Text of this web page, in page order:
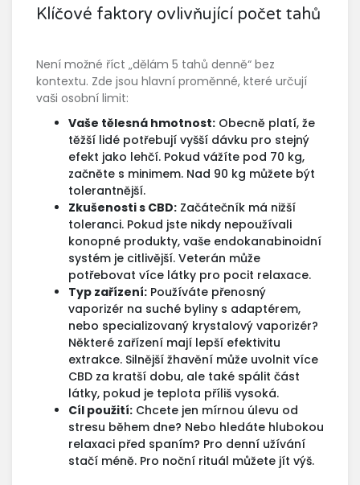
Klíčové faktory ovlivňující počet tahů
Není možné říct „dělám 5 tahů denně“ bez
kontextu. Zde jsou hlavní proměnné, které určují
vaši osobní limit:
Vaše tělesná hmotnost: Obecně platí, že
těžší lidé potřebují vyšší dávku pro stejný
efekt jako lehčí. Pokud vážíte pod 70 kg,
začněte s minimem. Nad 90 kg můžete být
tolerantnější.
Zkušenosti s CBD: Začátečník má nižší
toleranci. Pokud jste nikdy nepoužívali
konopné produkty, vaše endokanabinoidní
systém je citlivější. Veterán může
potřebovat více látky pro pocit relaxace.
Typ zařízení: Používáte přenosný
vaporizér na suché byliny s adaptérem,
nebo specializovaný krystalový vaporizér?
Některé zařízení mají lepší efektivitu
extrakce. Silnější žhavění může uvolnit více
CBD za kratší dobu, ale také spálit část
látky, pokud je teplota příliš vysoká.
Cíl použití: Chcete jen mírnou úlevu od
stresu během dne? Nebo hledáte hlubokou
relaxaci před spaním? Pro denní užívání
stačí méně. Pro noční rituál můžete jít výš.